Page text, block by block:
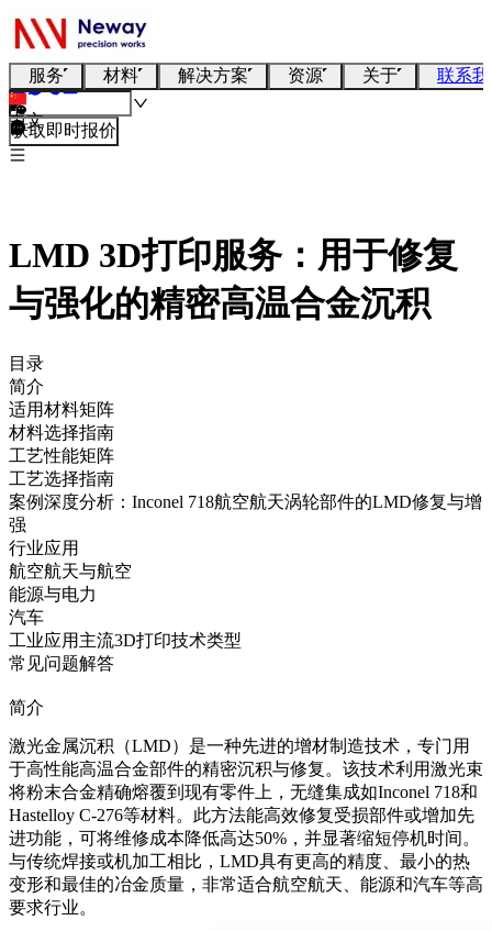
服务 材料 解决方案 资源 关于 联系
中文
获取即时报价
LMD 3D打印服务：用于修复
与强化的精密高温合金沉积
目录
简介
适用材料矩阵
材料选择指南
工艺性能矩阵
工艺选择指南
案例深度分析：Inconel 718航空航天涡轮部件的LMD修复与增
强
行业应用
航空航天与航空
能源与电力
汽车
工业应用主流3D打印技术类型
常见问题解答
简介
激光金属沉积（LMD）是一种先进的增材制造技术，专门用
于高性能高温合金部件的精密沉积与修复。该技术利用激光束
将粉末合金精确熔覆到现有零件上，无缝集成如Inconel 718和
Hastelloy C-276等材料。此方法能高效修复受损部件或增加先
进功能，可将维修成本降低高达50%，并显著缩短停机时间。
与传统焊接或机加工相比， LMD具有更高的精度、最小的热
变形和最佳的冶金质量，非常适合航空航天、能源和汽车等高
要求行业。